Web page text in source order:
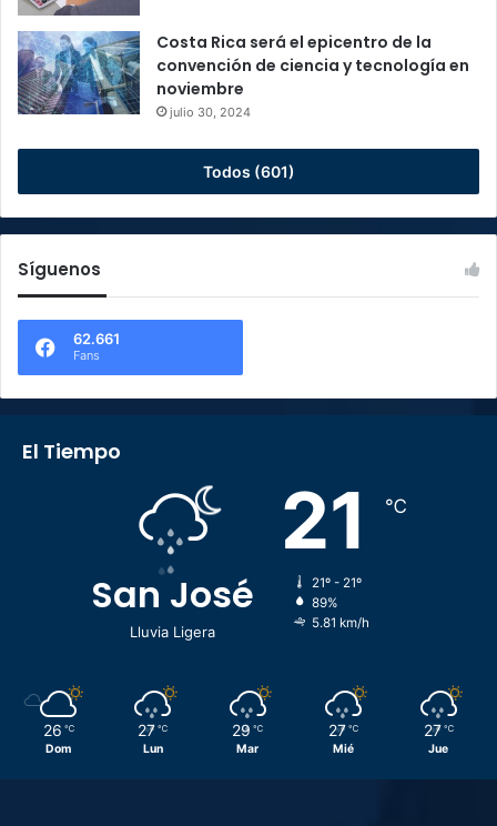
Costa Rica será el epicentro de la
convención de ciencia y tecnología en
noviembre
julio 30, 2024
Todos (601)
Síguenos
62.661
Fans
El Tiempo
San José
Lluvia Ligera
21 ℃
21º - 21º
89%
5.81 km/h
26 ℃
Dom
27 ℃
Lun
29 ℃
Mar
27 ℃
Mié
27 ℃
Jue